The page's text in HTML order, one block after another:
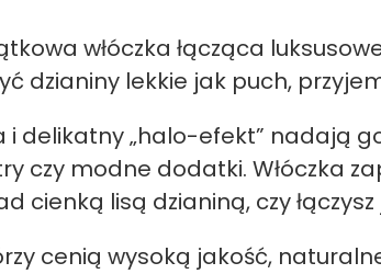
włóczka łącząca
dzianiny lekkie jak puch,
delikatny „halo-efekt” nadają
czy modne dodatki. Włóczka
cienką lisą dzianiną, czy
cenią wysoką jakość,